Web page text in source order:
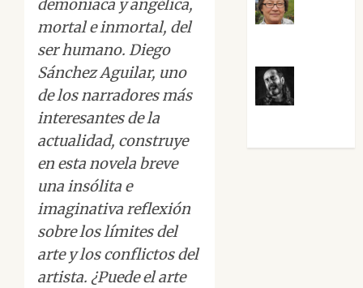
demoniaca y angélica,
mortal e inmortal, del
ser humano. Diego
Sánchez Aguilar, uno
de los narradores más
interesantes de la
actualidad, construye
en esta novela breve
una insólita e
imaginativa reflexión
sobre los límites del
arte y los conflictos del
artista. ¿Puede el arte